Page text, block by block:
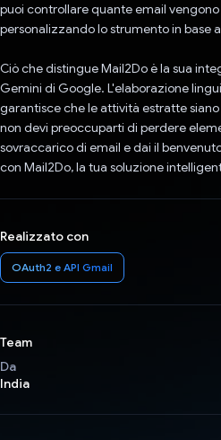
puoi controllare quante email
personalizzando lo strumento in base
Ciò che distingue Mail2Do è la sua
Gemini di Google. L'elaborazione
garantisce che le attività estratte
non devi preoccuparti di perdere
sovraccarico di email e dai il
con Mail2Do, la tua soluzione
Realizzato con
OAuth2 e API Gmail
Team
Da
India